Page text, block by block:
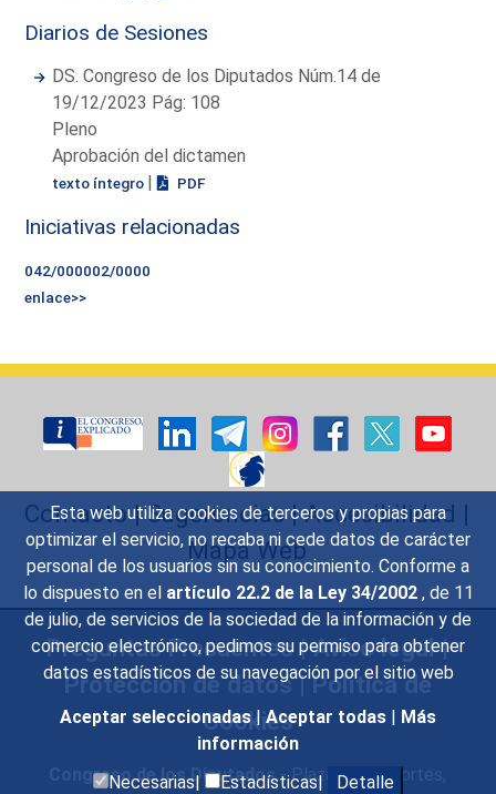
Esta web utiliza cookies de terceros y propias para
optimizar el servicio, no recaba ni cede datos de carácter
personal de los usuarios sin su conocimiento. Conforme a
lo dispuesto en el artículo 22.2 de la Ley 34/2002 , de 11
de julio, de servicios de la sociedad de la información y de
comercio electrónico, pedimos su permiso para obtener
datos estadísticos de su navegación por el sitio web
Aceptar seleccionadas | Aceptar todas | Más
información
Necesarias|
Estadísticas| Detalle
Diarios de Sesiones
DS. Congreso de los Diputados Núm.14 de
19/12/2023 Pág: 108
Pleno
Aprobación del dictamen
texto íntegro | PDF
Iniciativas relacionadas
042/000002/0000
enlace>>
Contacto|Sugerencias|Accesibilidad |
Mapa Web
Preguntas Frecuentes|Aviso legal|
Protección de datos|Política de
Cookies
Congreso de los Diputados- Plaza de las Cortes,